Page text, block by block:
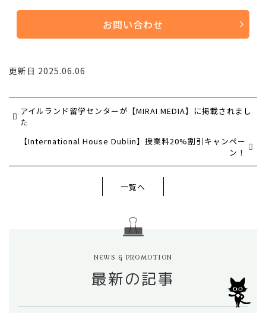
お問い合わせ
更新日 2025.06.06
アイルランド留学センターが【MIRAI MEDIA】に掲載されまし
た
一覧へ
【International House Dublin】授業料20%割引キャンペー
ン！
NEWS & PROMOTION
最新の記事